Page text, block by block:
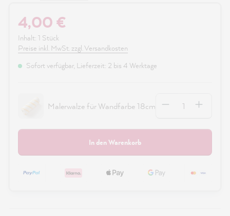
4,00 €
Inhalt: 1 Stück
Preise inkl. MwSt. zzgl. Versandkosten
Sofort verfügbar, Lieferzeit: 2 bis 4 Werktage
Malerwalze für Wandfarbe 18cm
In den Warenkorb